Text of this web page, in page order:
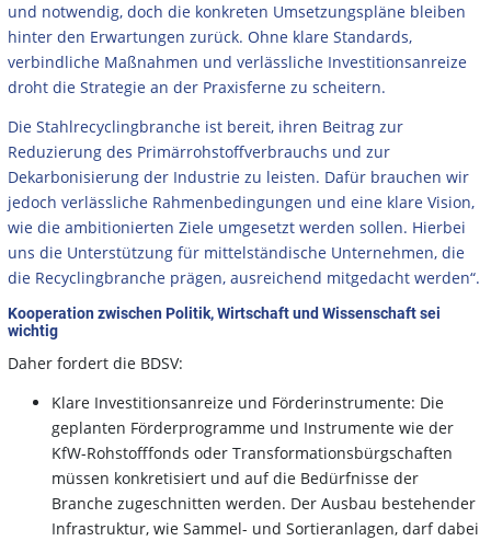
und notwendig, doch die konkreten Umsetzungspläne bleiben
hinter den Erwartungen zurück. Ohne klare Standards,
verbindliche Maßnahmen und verlässliche Investitionsanreize
droht die Strategie an der Praxisferne zu scheitern.
Die Stahlrecyclingbranche ist bereit, ihren Beitrag zur
Reduzierung des Primärrohstoffverbrauchs und zur
Dekarbonisierung der Industrie zu leisten. Dafür brauchen wir
jedoch verlässliche Rahmenbedingungen und eine klare Vision,
wie die ambitionierten Ziele umgesetzt werden sollen. Hierbei
uns die Unterstützung für mittelständische Unternehmen, die
die Recyclingbranche prägen, ausreichend mitgedacht werden“.
Kooperation zwischen Politik, Wirtschaft und Wissenschaft sei
wichtig
Daher fordert die BDSV:
Klare Investitionsanreize und Förderinstrumente: Die
geplanten Förderprogramme und Instrumente wie der
KfW-Rohstofffonds oder Transformationsbürgschaften
müssen konkretisiert und auf die Bedürfnisse der
Branche zugeschnitten werden. Der Ausbau bestehender
Infrastruktur, wie Sammel- und Sortieranlagen, darf dabei